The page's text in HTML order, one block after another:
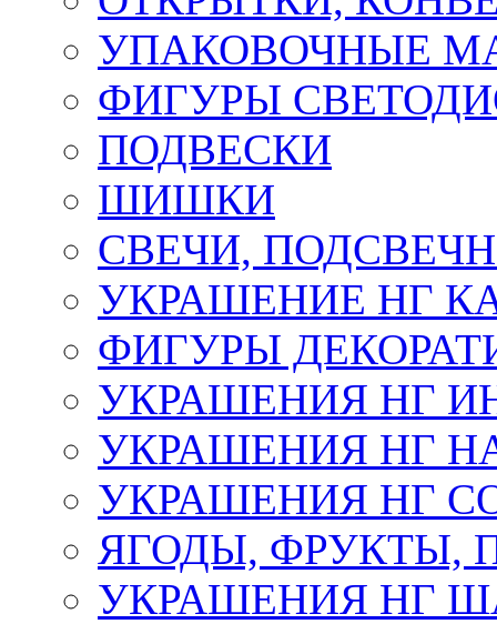
УПАКОВОЧНЫЕ
ФИГУРЫ
ПОДВЕСКИ
ШИШКИ
СВЕЧИ,
УКРАШЕНИЕ НГ
ФИГУРЫ
УКРАШЕНИЯ НГ
УКРАШЕНИЯ НГ
УКРАШЕНИЯ НГ
ЯГОДЫ, ФРУКТЫ,
УКРАШЕНИЯ НГ